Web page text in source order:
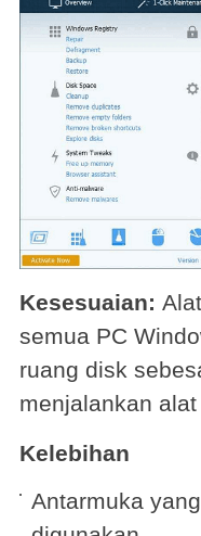
Kesesuaian:
semua PC
ruang disk
menjalankan alat
Kelebihan
Antarmuka